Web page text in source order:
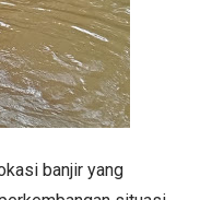
banjir yang